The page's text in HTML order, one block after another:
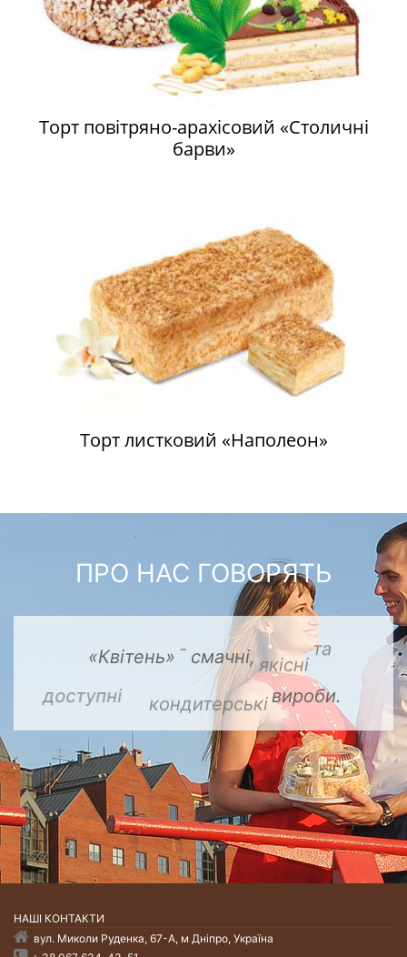
Торт повітряно-арахісовий «Столичні
барви»
Торт листковий «Наполеон»
ПРО НАС ГОВОРЯТЬ
НАШI КОНТАКТИ
вул. Миколи Руденка, 67-А, м Дніпро, Україна